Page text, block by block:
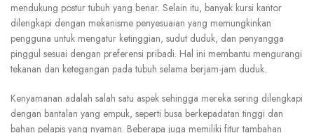
mendukung postur tubuh yang benar. Selain itu, banyak kursi kantor
dilengkapi dengan mekanisme penyesuaian yang memungkinkan
pengguna untuk mengatur ketinggian, sudut duduk, dan penyangga
pinggul sesuai dengan preferensi pribadi. Hal ini membantu mengurangi
tekanan dan ketegangan pada tubuh selama berjam-jam duduk.
Kenyamanan adalah salah satu aspek sehingga mereka sering dilengkapi
dengan bantalan yang empuk, seperti busa berkepadatan tinggi dan
bahan pelapis yang nyaman. Beberapa juga memiliki fitur tambahan